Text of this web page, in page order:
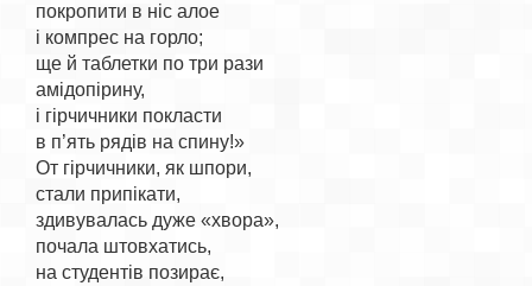
покропити в ніс алое
і компрес на горло;
ще й таблетки по три рази
амідопірину,
і гірчичники покласти
в п’ять рядів на спину!»
От гірчичники, як шпори,
стали припікати,
здивувалась дуже «хвора»,
почала штовхатись,
на студентів позирає,